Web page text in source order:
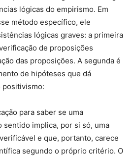
lógicas do empirismo. Em
método específico, ele
lógicas graves: a primeira
de proposições
das proposições. A segunda é
de hipóteses que dá
positivismo:
para saber se uma
sentido implica, por si só, uma
e que, portanto, carece
segundo o próprio critério. O